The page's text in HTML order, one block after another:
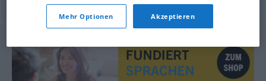
© OpenThesaurus.de
Mehr Optionen Akzeptieren